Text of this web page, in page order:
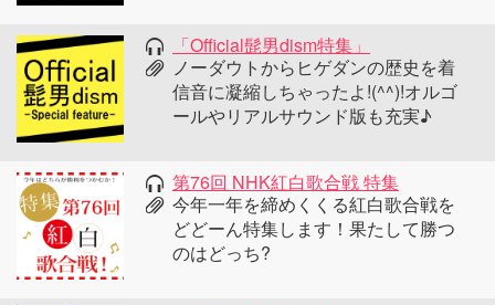
「Official髭男dism特集」
ノーダウトからヒゲダンの歴史を着
信音に凝縮しちゃったよ!(^^)!オルゴ
ールやリアルサウンド版も充実♪
第76回 NHK紅白歌合戦 特集
今年一年を締めくくる紅白歌合戦を
どどーん特集します！果たして勝つ
のはどっち?